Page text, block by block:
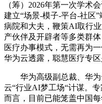
（筹）2026年第一次学术
建立“场景-模子-平台-社区
病院和大夫，鞭策AI取行
产伙伴及开辟者等多类群
医疗办事模式，无需再为
华为云透露，聪慧医疗专区
华为高级副总裁、华为
云“行业AI梦工场“计谋。
而言，目前已能笼盖中国